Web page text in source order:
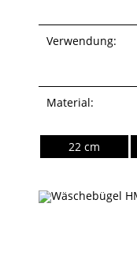
Verwendung:
Material:
22 cm